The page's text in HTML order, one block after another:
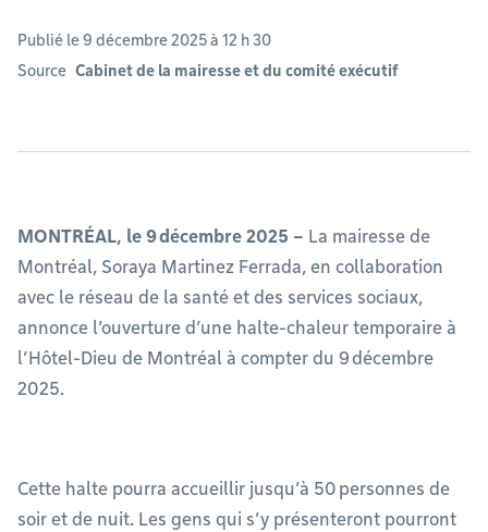
Publié le 9 décembre 2025 à 12 h 30
Source Cabinet de la mairesse et du comité exécutif
MONTRÉAL, le 9 décembre 2025 – La mairesse de
Montréal, Soraya Martinez Ferrada, en collaboration
avec le réseau de la santé et des services sociaux,
annonce l’ouverture d’une halte-chaleur temporaire à
l’Hôtel-Dieu de Montréal à compter du 9 décembre
2025.
Cette halte pourra accueillir jusqu’à 50 personnes de
soir et de nuit. Les gens qui s’y présenteront pourront